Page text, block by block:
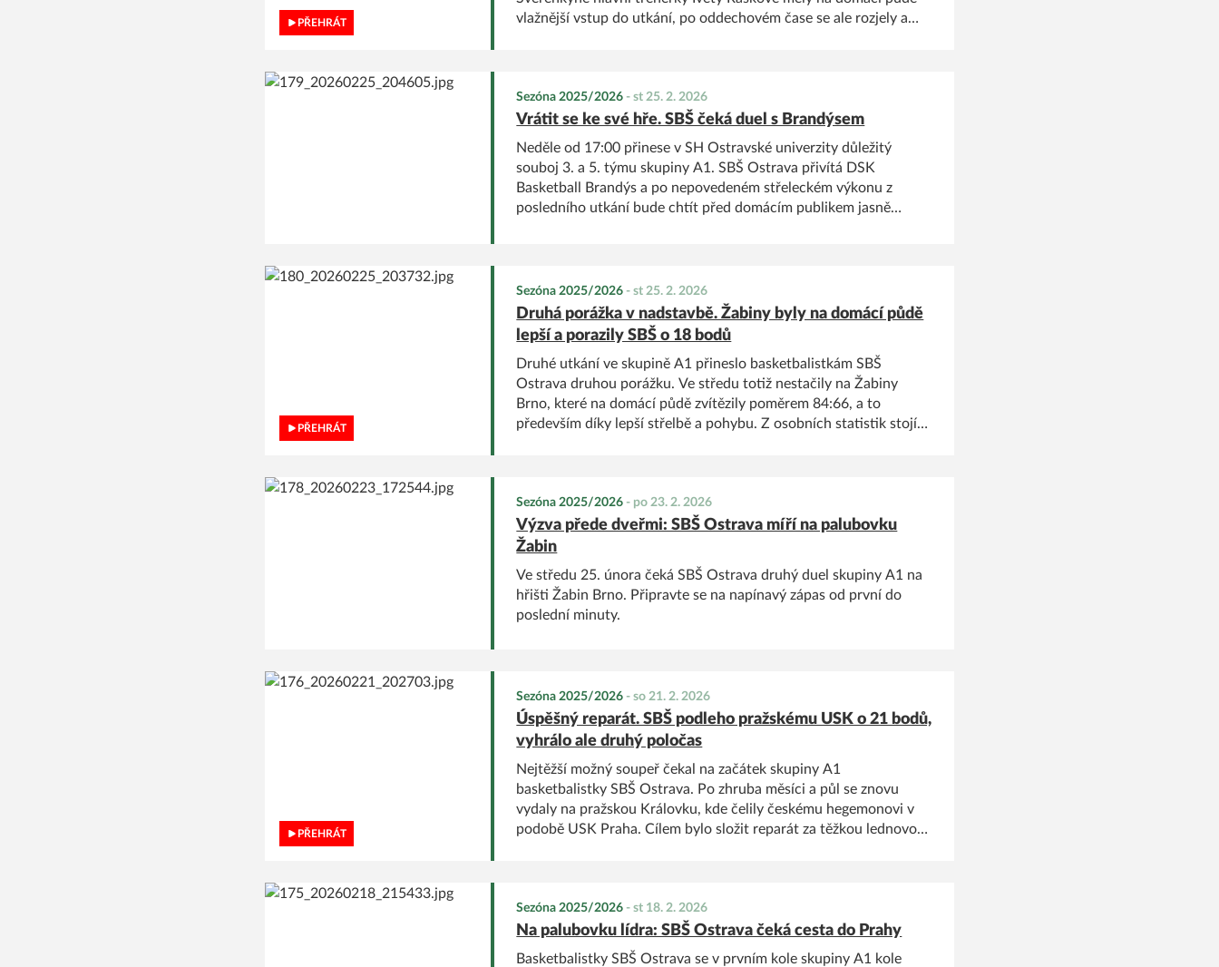
PŘEHRÁT
vlažnější vstup do utkání, po oddechovém čase se ale rozjely a
Sezóna 2025/2026 -st 25. 2. 2026
Vrátit se ke své hře. SBŠ čeká duel s Brandýsem
Neděle od 17:00 přinese v SH Ostravské univerzity důležitý
souboj 3. a 5. týmu skupiny A1. SBŠ Ostrava přivítá DSK
Basketball Brandýs a po nepovedeném střeleckém výkonu z
posledního utkání bude chtít před domácím publikem jasně
PŘEHRÁT
Sezóna 2025/2026 -st 25. 2. 2026
Druhá porážka v nadstavbě. Žabiny byly na domácí půdě
lepší a porazily SBŠ o 18 bodů
Druhé utkání ve skupině A1 přineslo basketbalistkám SBŠ
Ostrava druhou porážku. Ve středu totiž nestačily na Žabiny
Brno, které na domácí půdě zvítězily poměrem 84:66, a to
především díky lepší střelbě a pohybu. Z osobních statistik stojí
Sezóna 2025/2026 - po 23. 2. 2026
Výzva přede dveřmi: SBŠ Ostrava míří na palubovku
Žabin
Ve středu 25. února čeká SBŠ Ostrava druhý duel skupiny A1 na
hřišti Žabin Brno. Připravte se na napínavý zápas od první do
poslední minuty.
PŘEHRÁT
Sezóna 2025/2026 -so 21. 2. 2026
Úspěšný reparát. SBŠ podleho pražskému USK o 21 bodů,
vyhrálo ale druhý poločas
Nejtěžší možný soupeř čekal na začátek skupiny A1
basketbalistky SBŠ Ostrava. Po zhruba měsíci a půl se znovu
vydaly na pražskou Královku, kde čelily českému hegemonovi v
podobě USK Praha. Cílem bylo složit reparát za těžkou lednovou
Sezóna 2025/2026 -st 18. 2. 2026
Na palubovku lídra: SBŠ Ostrava čeká cesta do Prahy
Basketbalistky SBŠ Ostrava se v prvním kole skupiny A1 kole